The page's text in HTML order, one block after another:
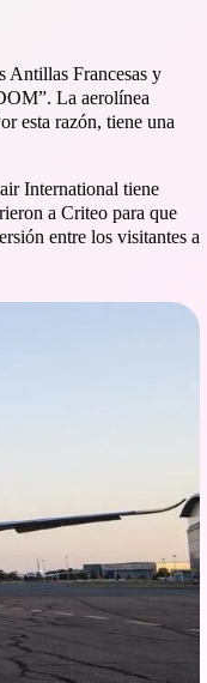
Antillas Francesas y
La aerolínea
esta razón, tiene una
International tiene
a Criteo para que
entre los visitantes a